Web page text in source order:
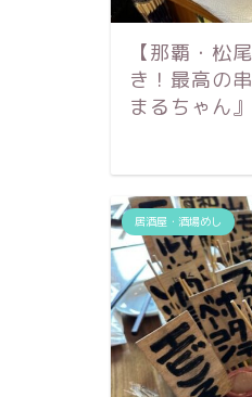
【那覇・松
き！最高の
まるちゃん
居酒屋・酒場めし